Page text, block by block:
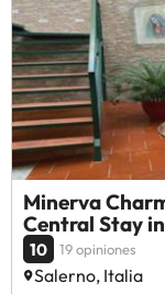
Minerva
Central Stay
10 19 opiniones
Salerno, Italia